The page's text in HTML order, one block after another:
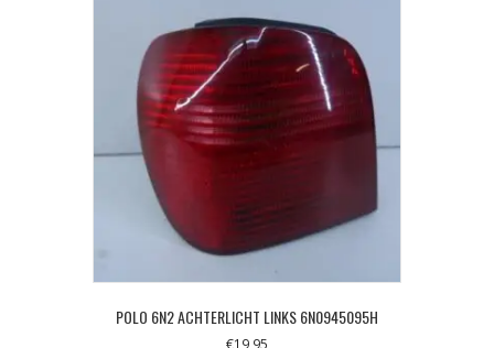
POLO 6N2 ACHTERLICHT LINKS 6N0945095H